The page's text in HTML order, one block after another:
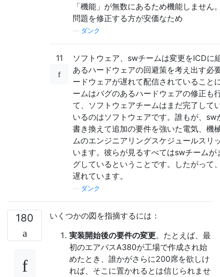
「機能」が無数にあるため機能しません
問題を修正する方が安価なため
ダンク
11
ソフトウェア、swチームは変更をICDに
あるハードウェアの回避策を考え出す必
ードウェアが遅れて配信されていること
ームはバグのあるハードウェアの修正も
て、ソフトウェアチームはまだ完了して
いるのはソフトウェアです。誰もが、sw
書き換えて追加の要件を強いた電気、機
ムのエンジニアリングスケジュールスリ
います。彼らが見るすべてはswチームが
グしているということです。したがって
遅れています。
ダンク
180
いくつかの図を指摘するには：
実装開始後の要件の変更。たとえば、最
初のエアバスA380が工場で作成され始
めたとき、誰かがさらに200席を欲しけ
れば、そこに置かれるとは信じられませ